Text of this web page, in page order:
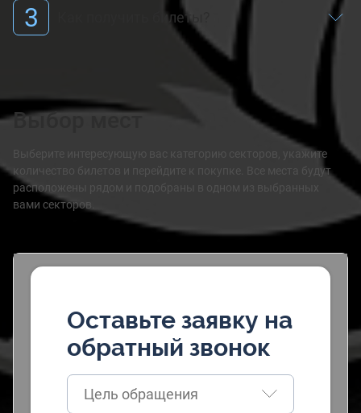
3 Как получить билеты?
Выбор мест
Выберите интересующую вас категорию секторов, укажите
количество билетов и перейдите к покупке. Все места будут
расположены рядом и подобраны в одном из выбранных
вами секторов.
Оставьте заявку на
обратный звонок
Цель обращения